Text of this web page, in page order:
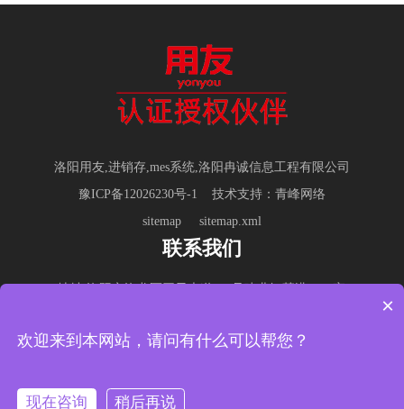
洛阳用友,进销存,mes系统,洛阳冉诚信息工程有限公司
豫ICP备12026230号-1
技术支持：青峰网络
sitemap
sitemap.xml
联系我们
服务热线:0379-65198199
×
欢迎来到本网站，请问有什么可以帮您？
现在咨询 稍后再说